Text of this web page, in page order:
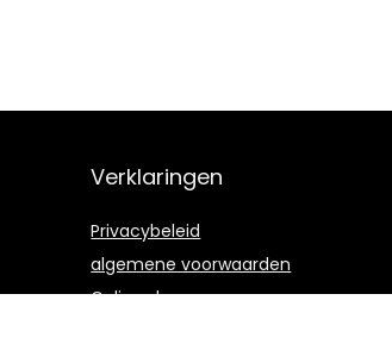
Verklaringen
Privacybeleid
algemene voorwaarden
Gelieerde